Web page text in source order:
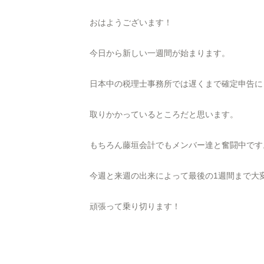
おはようございます！
今日から新しい一週間が始まります。
日本中の税理士事務所では遅くまで確定申告に
取りかかっているところだと思います。
もちろん藤垣会計でもメンバー達と奮闘中です
今週と来週の出来によって最後の1週間まで大
頑張って乗り切ります！